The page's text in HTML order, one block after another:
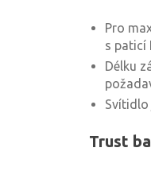
Pro
s paticí
Délku
Svítidlo
Trust